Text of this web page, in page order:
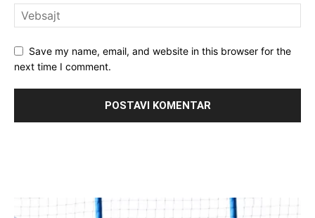
Save my name, email, and website in this browser for the
next time I comment.